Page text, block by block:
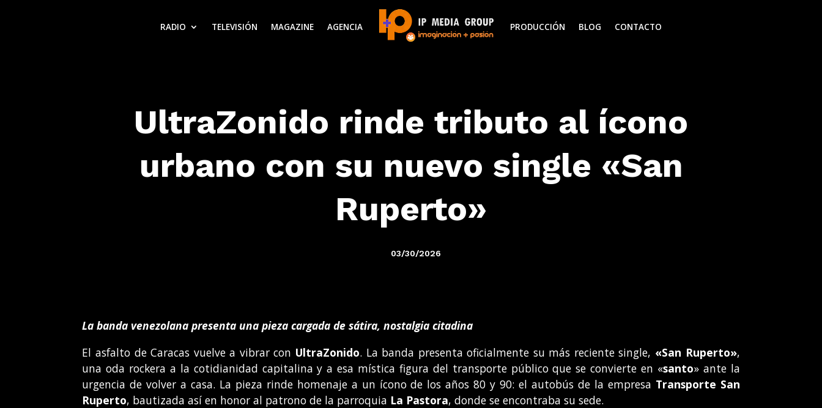
RADIO TELEVISIÓN MAGAZINE AGENCIA PRODUCCIÓN BLOG CONTACTO
UltraZonido rinde tributo al ícono
urbano con su nuevo single «San
Ruperto»
03/30/2026
La banda venezolana presenta una pieza cargada de sátira, nostalgia citadina
El asfalto de Caracas vuelve a vibrar con UltraZonido. La banda presenta oficialmente su más reciente single, «San Ruperto»,
una oda rockera a la cotidianidad capitalina y a esa mística figura del transporte público que se convierte en «santo» ante la
urgencia de volver a casa. La pieza rinde homenaje a un ícono de los años 80 y 90: el autobús de la empresa Transporte San
Ruperto, bautizada así en honor al patrono de la parroquia La Pastora, donde se encontraba su sede.